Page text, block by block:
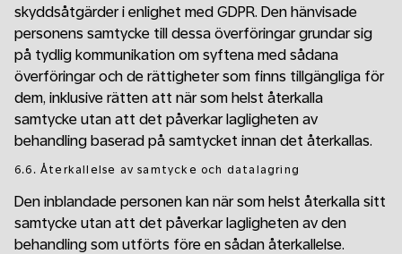
skyddsåtgärder i enlighet med GDPR. Den hänvisade
personens samtycke till dessa överföringar grundar sig
på tydlig kommunikation om syftena med sådana
överföringar och de rättigheter som finns tillgängliga för
dem, inklusive rätten att när som helst återkalla
samtycke utan att det påverkar lagligheten av
behandling baserad på samtycket innan det återkallas.
6.6. Återkallelse av samtycke och datalagring
Den inblandade personen kan när som helst återkalla sitt
samtycke utan att det påverkar lagligheten av den
behandling som utförts före en sådan återkallelse.